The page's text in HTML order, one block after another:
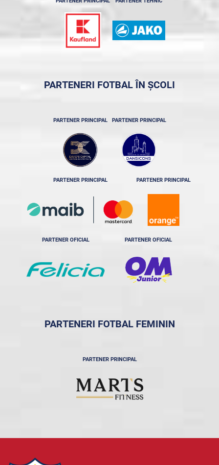
PARTENERI FOTBAL ÎN ȘCOLI
PARTENER PRINCIPAL PARTENER PRINCIPAL
PARTENER PRINCIPAL PARTENER PRINCIPAL
PARTENER OFICIAL PARTENER OFICIAL
PARTENERI FOTBAL FEMININ
PARTENER PRINCIPAL